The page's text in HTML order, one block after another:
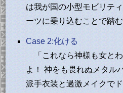
は我が国の小型モビリテ
ーツに乗り込むことで踏
Case 2:化ける
「これなら神様も女と
よ！ 神をも畏れぬメタル
派手衣装と過激メイクで